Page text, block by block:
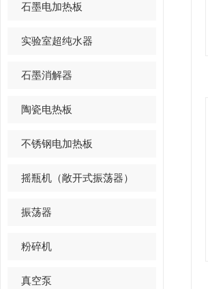
石墨电加热板
实验室超纯水器
石墨消解器
陶瓷电热板
不锈钢电加热板
摇瓶机（敞开式振荡器）
振荡器
粉碎机
真空泵